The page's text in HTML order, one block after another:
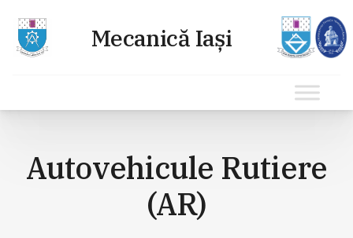
conținutAutovehicule Rutiere
(AR)